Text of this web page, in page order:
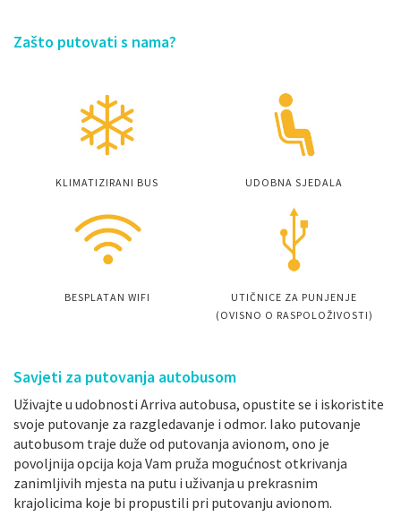
Zašto putovati s nama?
KLIMATIZIRANI BUS UDOBNA SJEDALA
BESPLATAN WIFI
UTIČNICE ZA PUNJENJE
(OVISNO O RASPOLOŽIVOSTI)
Savjeti za putovanja autobusom
Uživajte u udobnosti Arriva autobusa, opustite se i iskoristite
svoje putovanje za razgledavanje i odmor. Iako putovanje
autobusom traje duže od putovanja avionom, ono je
povoljnija opcija koja Vam pruža mogućnost otkrivanja
zanimljivih mjesta na putu i uživanja u prekrasnim
krajolicima koje bi propustili pri putovanju avionom.